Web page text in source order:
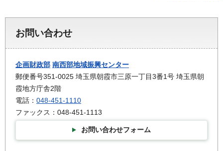
お問い合わせ
企画財政部 南西部地域振興センター
郵便番号351-0025 埼玉県朝霞市三原一丁目3番1号 埼玉県朝
霞地方庁舎2階
電話： 048-451-1110
ファックス：048-451-1113
お問い合わせフォーム